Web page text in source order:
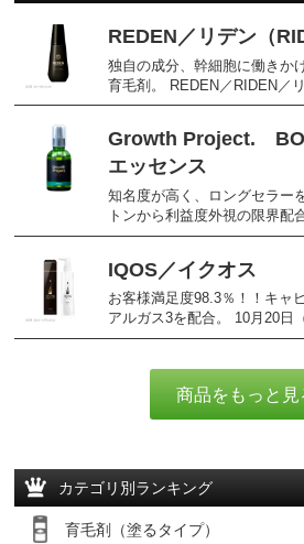
REDEN／リデン（
独自の成分、幹細胞に働きか
育毛剤。 REDEN／RIDEN／
Growth Project.
エッセンス
知名度が高く、ロングセラー
トンから利益度外視の限界配
IQOS／イクオス
お客様満足度98.3％！！キャ
アルガス3を配合。 10月20日
商品をもっと見
カテゴリ別ランキング
育毛剤（塗るタイプ）